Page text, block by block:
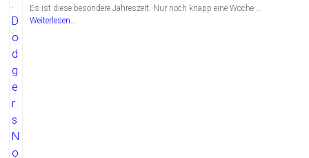
Es ist diese besondere Jahreszeit. Nur noch knapp eine Woche …
Weiterlesen...